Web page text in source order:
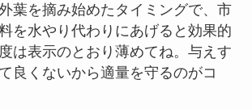
葉を摘み始めたタイミングで、市
を水やり代わりにあげると効果的
は表示のとおり薄めてね。与えす
良くないから適量を守るのがコ